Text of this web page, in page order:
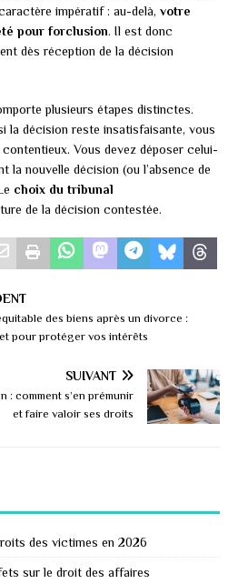
impératif : au-delà, votre
pour forclusion. Il est donc
dès réception de la décision
plusieurs étapes distinctes.
la décision reste insatisfaisante, vous
Vous devez déposer celui-
la nouvelle décision (ou l’absence de
choix du tribunal
de la décision contestée.
des biens après un divorce :
pour protéger vos intérêts
SUIVANT
: comment s’en prémunir
et faire valoir ses droits
des victimes en 2026
sur le droit des affaires